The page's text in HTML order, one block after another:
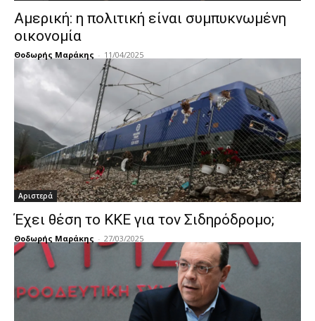
Αμερική: η πολιτική είναι συμπυκνωμένη
οικονομία
Θοδωρής Μαράκης - 11/04/2025
Αριστερά
Έχει θέση το ΚΚΕ για τον Σιδηρόδρομο;
Θοδωρής Μαράκης - 27/03/2025